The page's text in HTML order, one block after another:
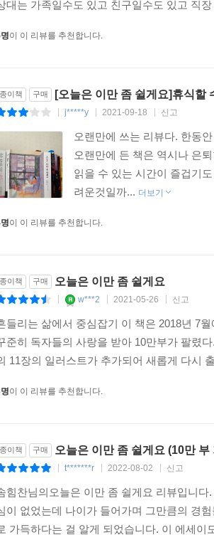
대는 가족일수도 있고 친구일수도 있고 직
이 이 리뷰를 추천합니다.
종이책 구매 [오늘은 이만 좀 쉴게요]휴식할
j*****y 2021-09-18 신고
오랜만에 쓰는 리뷰다. 한동
오랜만에 든 책은 역시나 은
읽을 수 있는 시간이 즐겁기
려운것일까... 더보기
이 이 리뷰를 추천합니다.
종이책 구매 오늘은 이만 좀 쉴게요
w***2 2021-05-26 신고
들리는 삶에서 중심잡기 이 책은 2018년 7
준히 독자들의 사랑을 받아 10만부가 팔렸
11장의 일러스트가 추가되어 새롭게 다시
이 이 리뷰를 추천합니다.
종이책 구매 오늘은 이만 좀 쉴게요 (10만
t*******r 2022-08-02 신고
힘찬님의오늘은 이만 좀 쉴게요 리뷰입니
이 없었는데 나이가 들어가며 그만큼의 경
가득하다는 걸 알게 되었습니다. 이 에세